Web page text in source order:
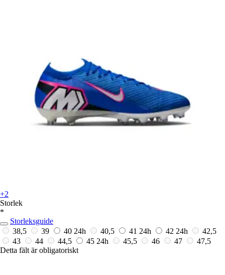
+2
Storlek
*
Storleksguide
38,5
39 40 24h 40,5 41 24h 42 24h
42,5
43
44 44,5 45 24h 45,5 46 47
47,5
Detta fält är obligatoriskt